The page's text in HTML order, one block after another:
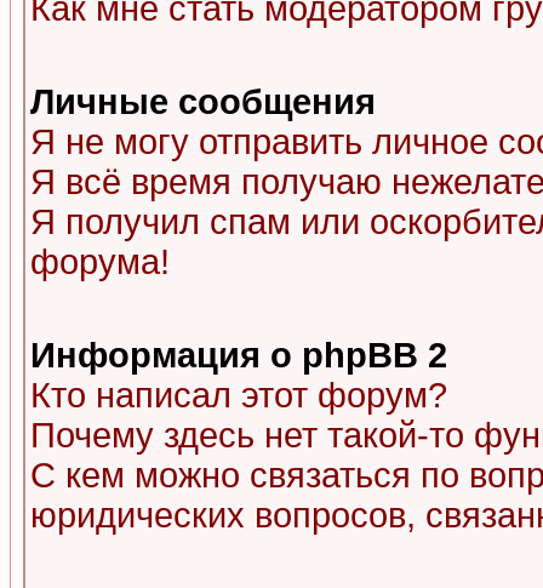
Как мне стать модератором
Личные сообщения
Я не могу отправить личное
Я всё время получаю
Я получил спам или
форума!
Информация о phpBB 2
Кто написал этот форум?
Почему здесь нет такой-то
С кем можно связаться по
юридических вопросов,